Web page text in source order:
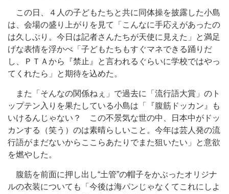
この日、４人の子どもたちと共に同体操を披露した小島
は、会場の盛り上がりを見て「こんなに手応えがあったの
は久しぶり。今日は記者さんたちが天使に見えた」と満足
げな表情を浮かべ「子どもたちもすぐマネできる踊りだ
し、ＰＴＡから『禁止』と言われるぐらいに学校ではやっ
てくれたら」と期待を込めた。
また「そんなの関係ねぇ」で過去に「流行語大賞」のト
ップテン入りを果たしている小島は「『腹筋ドッカン』も
いけるんじゃない？ この不景気な世の中、日本中がドッ
カンする（笑う）のは素晴らしいこと。今年は芸人発の流
行語がまだないからここらあたりでまた狙いたい」と意欲
を燃やした。
腹筋を前面に押し出し“土管”の帽子をかぶったオリジナ
ルの衣装についても「今後は海パンじゃなくてこれにしよ